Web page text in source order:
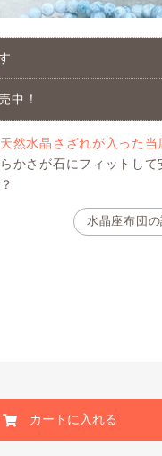
中！
天然水晶さざれが入った当
かさが石にフィットし
水晶座布団
カートに入れる